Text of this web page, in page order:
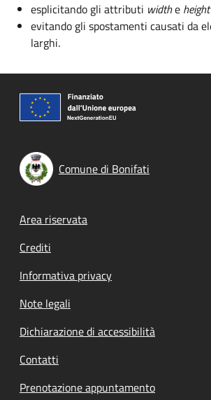
esplicitando gli attributi widthe height
evitando gli spostamenti causati da
larghi.
Comune di Bonifati
Footer menu
Area riservata
Crediti
Informativa privacy
Note legali
Dichiarazione di accessibilità
Contatti
Prenotazione appuntamento